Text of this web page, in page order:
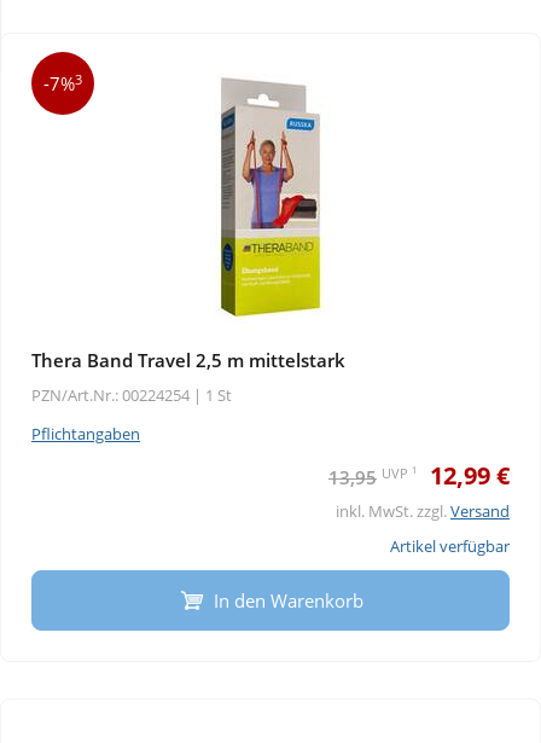
Wellness
-7%3
Thera Band Travel 2,5 m mittelstark
PZN/Art.Nr.: 00224254 | 1 St
Pflichtangaben
13,95 UVP 1 12,99 €
inkl. MwSt. zzgl.Versand
Artikel verfügbar
In den Warenkorb